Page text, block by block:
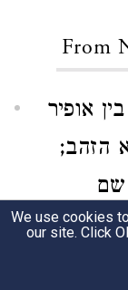
From
אופיר
הזהב;
שם
שם של
We use cookies
our site. Click